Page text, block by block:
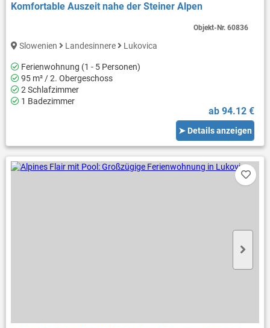
Komfortable Auszeit nahe der Steiner Alpen
Slowenien Landesinnere Lukovica
Ferienwohnung (1 - 5 Personen)
95 m² / 2. Obergeschoss
2 Schlafzimmer
1 Badezimmer
ab 94.12 €
➤ Details anzeigen
Objekt-Nr.60836